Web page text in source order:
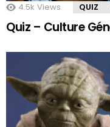
4.5k Views QUIZ
Quiz – Culture